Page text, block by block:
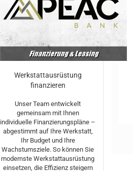
Werkstattausrüstung
finanzieren
Unser Team entwickelt
gemeinsam mit Ihnen
individuelle Finanzierungspläne –
abgestimmt auf Ihre Werkstatt,
Ihr Budget und Ihre
Wachstumsziele. So können Sie
modernste Werkstattausrüstung
einsetzen, die Effizienz steigern